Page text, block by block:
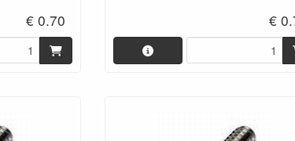
€ 0.70 €